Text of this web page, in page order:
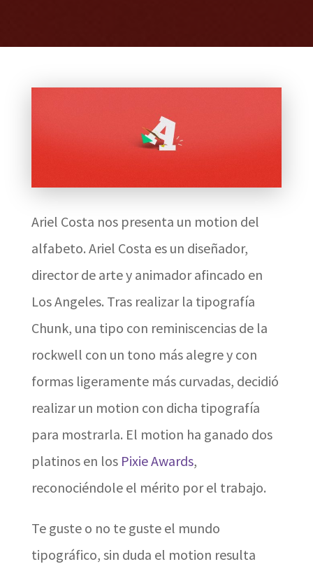
Ariel Costa nos presenta un motion del
alfabeto. Ariel Costa es un diseñador,
director de arte y animador afincado en
Los Angeles. Tras realizar la tipografía
Chunk, una tipo con reminiscencias de la
rockwell con un tono más alegre y con
formas ligeramente más curvadas, decidió
realizar un motion con dicha tipografía
para mostrarla. El motion ha ganado dos
platinos en los Pixie Awards,
reconociéndole el mérito por el trabajo.
Te guste o no te guste el mundo
tipográfico, sin duda el motion resulta